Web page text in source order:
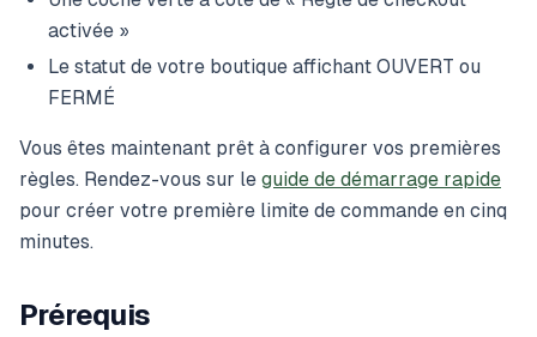
activée »
Le statut de votre boutique affichant OUVERT ou
FERMÉ
Vous êtes maintenant prêt à configurer vos premières
règles. Rendez-vous sur le guide de démarrage rapide
pour créer votre première limite de commande en cinq
minutes.
Prérequis